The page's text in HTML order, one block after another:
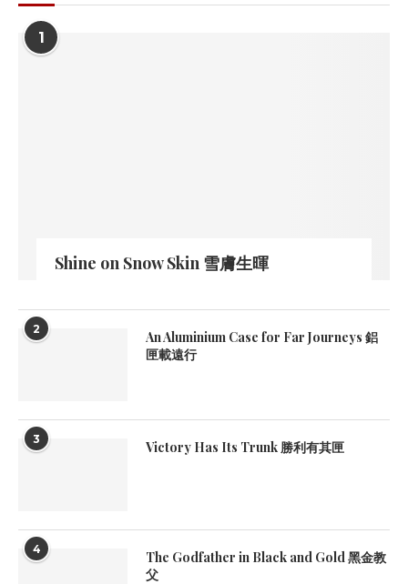
1
Shine on Snow Skin 雪膚生暉
2
An Aluminium Case for Far Journeys 鋁
匣載遠行
3 Victory Has Its Trunk 勝利有其匣
4
The Godfather in Black and Gold 黑金教
父